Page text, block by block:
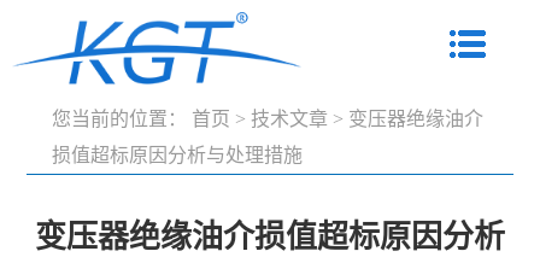
您当前的位置： 首页 > 技术文章 > 变压器绝缘油介
损值超标原因分析与处理措施
变压器绝缘油介损值超标原因分析